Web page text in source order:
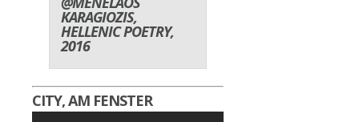
KARAGIOZIS,
HELLENIC POETRY,
2016
CITY, AM FENSTER